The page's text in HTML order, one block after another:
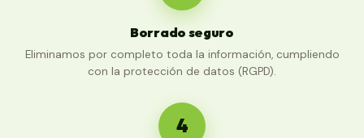
Borrado seguro
Eliminamos por completo toda la información, cumpliendo
con la protección de datos (RGPD).
4